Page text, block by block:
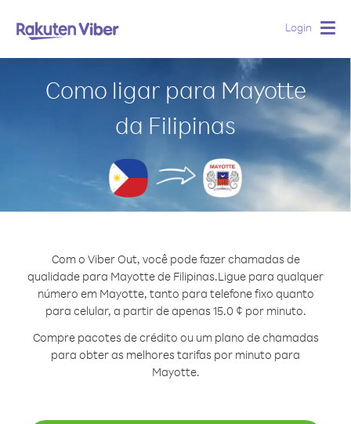
Login
Como ligar para Mayotte
da Filipinas
Com o Viber Out, você pode fazer chamadas de
qualidade para Mayotte de Filipinas.Ligue para qualquer
número em Mayotte, tanto para telefone fixo quanto
para celular, a partir de apenas 15.0 ¢ por minuto.
Compre pacotes de crédito ou um plano de chamadas
para obter as melhores tarifas por minuto para
Mayotte.